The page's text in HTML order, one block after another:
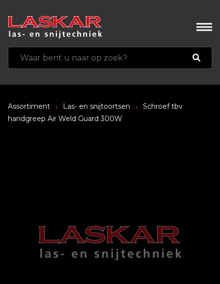
Assortiment Las- en snijtoortsen
Schroef tbv
handgreep Air Weld Guard 300W